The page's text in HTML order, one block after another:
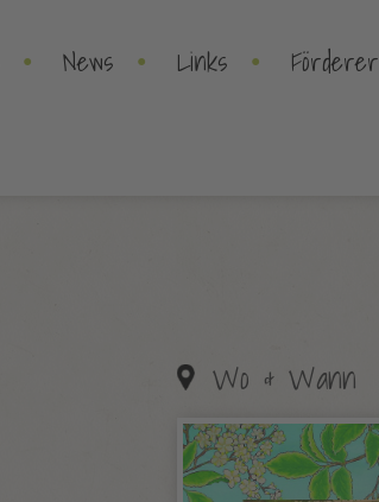
• News • Links • Förderer
Wo & Wann